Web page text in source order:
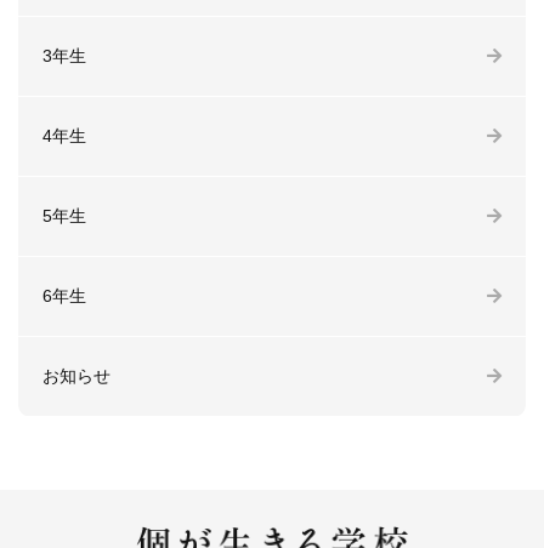
3年生
4年生
5年生
6年生
お知らせ